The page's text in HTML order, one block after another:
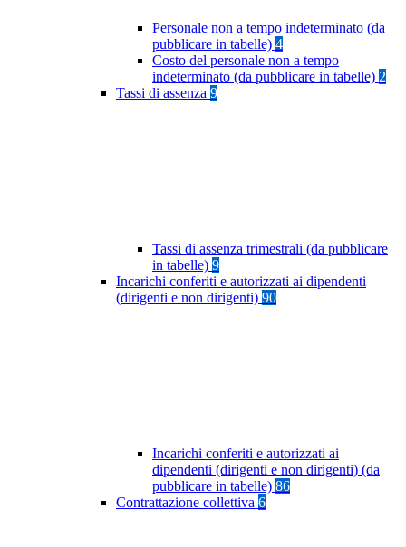
Personale non a tempo indeterminato (da
pubblicare in tabelle) 4
Costo del personale non a tempo
indeterminato (da pubblicare in tabelle) 2
Tassi di assenza 9
Tassi di assenza trimestrali (da pubblicare
in tabelle) 9
Incarichi conferiti e autorizzati ai dipendenti
(dirigenti e non dirigenti) 90
Incarichi conferiti e autorizzati ai
dipendenti (dirigenti e non dirigenti) (da
pubblicare in tabelle) 86
Contrattazione collettiva 6